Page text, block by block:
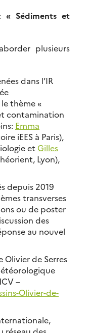
« Sédiments et
plusieurs
dans l’IR
thème «
contamination
Emma
iEES à Paris),
et Gilles
Lyon),
depuis 2019
transverses
ou de poster
des
au nouvel
Olivier de Serres
–
Olivier-de-